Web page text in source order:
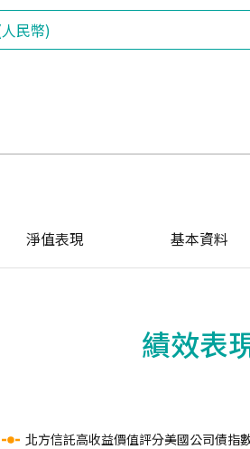
淨值表現 基本資料
績效表
北方信託高收益價值評分美國公司債指